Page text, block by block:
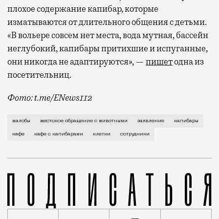
плохое содержание капибар, которые
изматываются от длительного общения с детьми.
«В вольере совсем нет места, вода мутная, бассейн
неглубокий, капибары притихшие и испуганные,
они никогда не адаптируются», — пишетодна из
посетительниц.
Фото: t.me/ENews112
С момента открытия нового контактного кафе с
жалобы жестокое обращение с животными заявление капибары
кафе кафе с капибарами клетки сотрудники